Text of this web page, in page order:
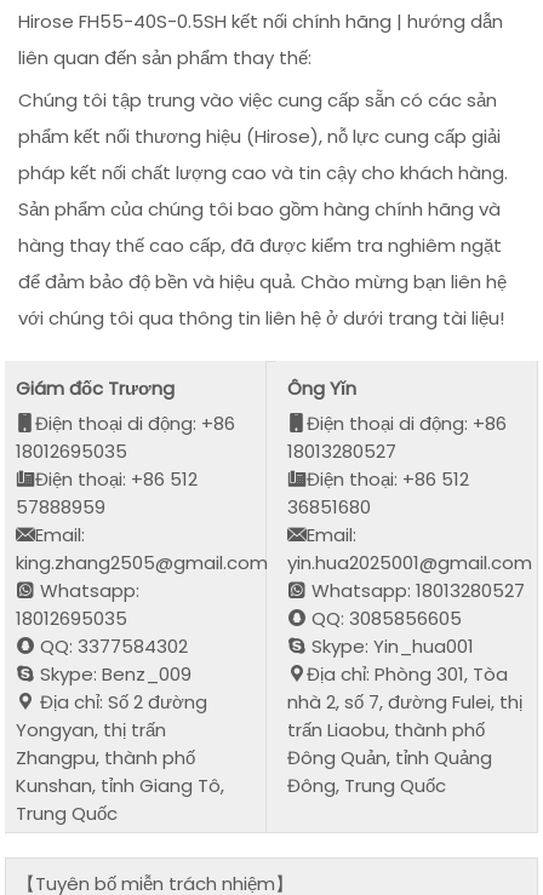
Hirose FH55-40S-0.5SH kết nối chính hãng | hướng dẫn
liên quan đến sản phẩm thay thế:
Chúng tôi tập trung vào việc cung cấp sẵn có các sản
phẩm kết nối thương hiệu (Hirose), nỗ lực cung cấp giải
pháp kết nối chất lượng cao và tin cậy cho khách hàng.
Sản phẩm của chúng tôi bao gồm hàng chính hãng và
hàng thay thế cao cấp, đã được kiểm tra nghiêm ngặt
để đảm bảo độ bền và hiệu quả. Chào mừng bạn liên hệ
với chúng tôi qua thông tin liên hệ ở dưới trang tài liệu!
Giám đốc Trương
Điện thoại di động: +86
18012695035
Điện thoại: +86 512
57888959
Email:
king.zhang2505@gmail.com
Whatsapp:
18012695035
QQ: 3377584302
Skype: Benz_009
Địa chỉ: Số 2 đường
Yongyan, thị trấn
Zhangpu, thành phố
Kunshan, tỉnh Giang Tô,
Trung Quốc
Ông Yǐn
Điện thoại di động: +86
18013280527
Điện thoại: +86 512
36851680
Email:
yin.hua2025001@gmail.com
Whatsapp: 18013280527
QQ: 3085856605
Skype: Yin_hua001
Địa chỉ: Phòng 301, Tòa
nhà 2, số 7, đường Fulei, thị
trấn Liaobu, thành phố
Đông Quản, tỉnh Quảng
Đông, Trung Quốc
【Tuyên bố miễn trách nhiệm】